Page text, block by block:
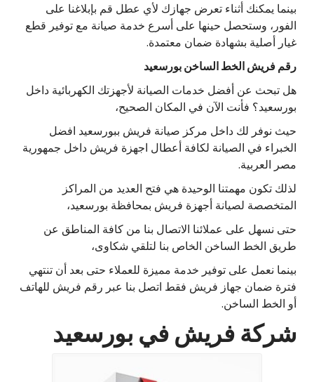
بينما يمكنك أثناء تعرض جهازك لأي عطل قم بإبلاغنا على
الفور، وستحصل حينها على أسرع خدمة صيانة مع توفير قطع
غيار أصلية بشهادة ضمان معتمدة.
رقم فريش الخط الساخن بورسعيد
هل تبحث عن أفضل خدمات الصيانة لأجهزتك الكهربائية داخل
بورسعيد؟ فأنت الآن في المكان الصحيح،
حيث نوفر لك داخل مركز صيانة فريش ببورسعيد افضل
الخبراء في الصيانة لكافة أعطال اجهزة فريش داخل جمهورية
مصر العربية.
لذلك تكون مهمتنا الوحيدة هي فتح العديد من المراكز
المتخصصة لصيانة أجهزة فريش بمحافظة بورسعيد،
حتى نسهل على عملائنا الاتصال بنا من كافة المناطق عن
طريق الخط الساخن الخاص بنا لتلقي شكاوى،
بينما نعمل على توفير خدمة مميزة للعملاء حتى بعد أن تنتهي
فترة ضمان جهاز فريش فقط اتصل بنا عبر رقم فريش للهاتف
أو الخط الساخن.
شركة فريش في بورسعيد